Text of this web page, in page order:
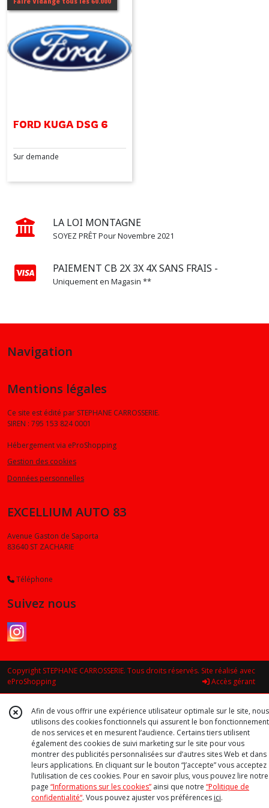
FORD KUGA DSG 6
Sur demande
LA LOI MONTAGNE
SOYEZ PRÊT Pour Novembre 2021
PAIEMENT CB 2X 3X 4X SANS FRAIS -
Uniquement en Magasin **
(1)
Afficher
Navigation
Mentions légales
Ce site est édité par STEPHANE CARROSSERIE.
SIREN : 795 153 824 0001
Hébergement via eProShopping
Gestion des cookies
Données personnelles
EXCELLIUM AUTO 83
Avenue Gaston de Saporta
83640 ST ZACHARIE
Téléphone
Suivez nous
Copyright STEPHANE CARROSSERIE. Tous droits réservés. Site réalisé avec
eProShopping
Accès gérant
Afin de vous offrir une expérience utilisateur optimale sur le site, nous
utilisons des cookies fonctionnels qui assurent le bon fonctionnement
de nos services et en mesurent l’audience. Certains tiers utilisent
également des cookies de suivi marketing sur le site pour vous
montrer des publicités personnalisées sur d’autres sites Web et dans
leurs applications. En cliquant sur le bouton “J’accepte” vous acceptez
l’utilisation de ces cookies. Pour en savoir plus, vous pouvez lire notre
page “Informations sur les cookies” ainsi que notre “Politique de
confidentialité“. Vous pouvez ajuster vos préférences ici.